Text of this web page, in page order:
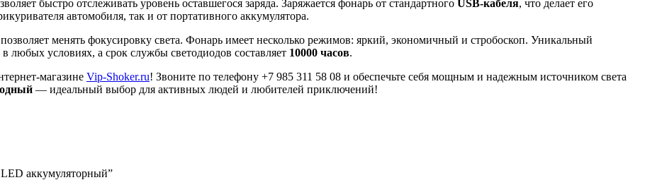
быстро отслеживать уровень оставшегося заряда. Заряжается фонарь от стандартного USB-кабеля, что делает его
автомобиля, так и от портативного аккумулятора.
позволяет менять фокусировку света. Фонарь имеет несколько режимов: яркий, экономичный и стробоскоп. Уникальный
любых условиях, а срок службы светодиодов составляет 10000 часов.
магазине Vip-Shoker.ru! Звоните по телефону +7 985 311 58 08 и обеспечьте себя мощным и надежным источником света
— идеальный выбор для активных людей и любителей приключений!
аккумуляторный”